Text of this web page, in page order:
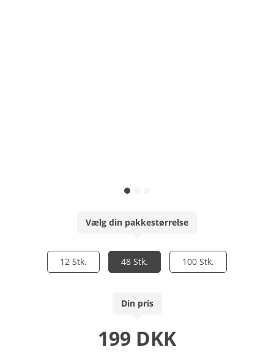
Vælg din pakkestørrelse
12 Stk. 48 Stk. 100 Stk.
Din pris
199 DKK